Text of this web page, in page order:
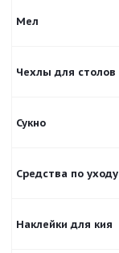
Мел
Чехлы для столов
Сукно
Средства по уходу
Наклейки для кия